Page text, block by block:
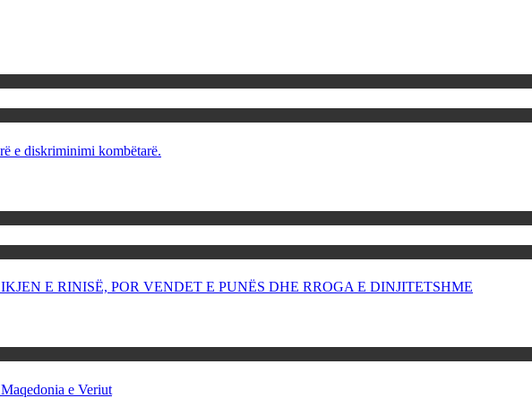
e diskriminimi kombëtarë.
E RINISË, POR VENDET E PUNËS DHE RROGA E DINJITETSHME
e Veriut